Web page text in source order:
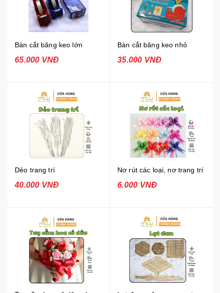
Bàn cắt băng keo lớn
65.000 VNĐ
Bàn cắt băng keo nhỏ
35.000 VNĐ
Dẻo trang trí
40.000 VNĐ
Nơ rút các loại, nơ trang trí
6.000 VNĐ